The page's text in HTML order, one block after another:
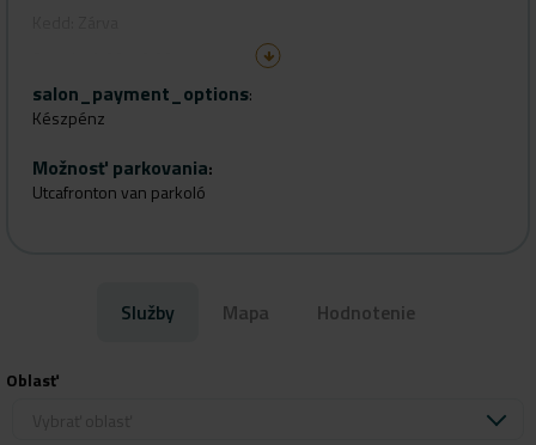
Csütörtök: 9:00-16:00
Péntek: 9:00-16:00
Szombat: 8:00-12:00
salon_payment_options:
Készpénz
Možnosť parkovania:
Utcafronton van parkoló
Služby Mapa Hodnotenie
Oblasť